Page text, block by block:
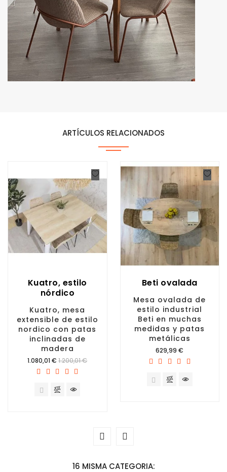
ARTÍCULOS RELACIONADOS
Kuatro, estilo
nórdico
Kuatro, mesa
extensible de estilo
nordico con patas
inclinadas de
madera
Precio
1.080,01 € 1.200,01 €
Beti ovalada
Mesa ovalada de
estilo industrial
Beti en muchas
medidas y patas
metálicas
Precio
629,99 €
16 MISMA CATEGORIA: